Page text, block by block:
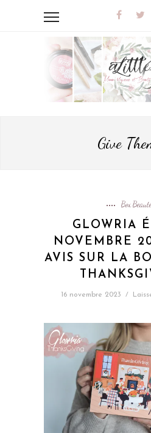
Give
Box Beauté
GLOWRIA
NOVEMBRE
AVIS SUR LA
16 novembre 2023 /